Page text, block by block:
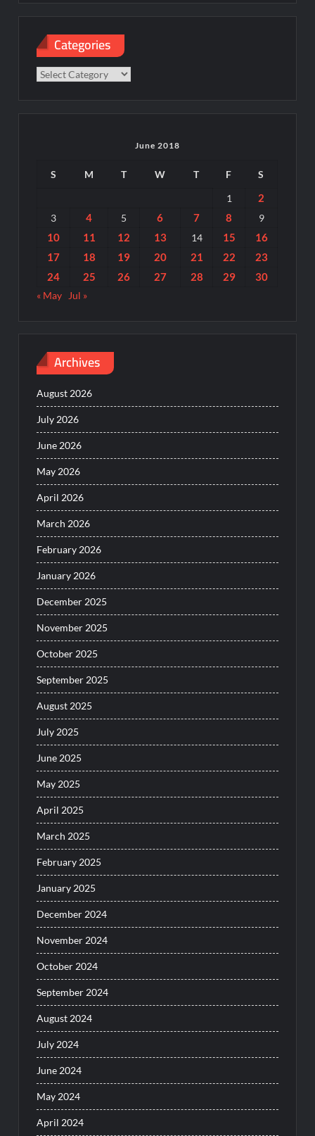
Categories
Categories
June 2018
S M T W T F
S
1
2
3 4 5 6 7 8 9
10 11 12 13 14 15
16
17
18 19 20 21 22
23
24
25 26 27 28 29 30
« May Jul »
Archives
August 2026
July 2026
June 2026
May 2026
April 2026
March 2026
February 2026
January 2026
December 2025
November 2025
October 2025
September 2025
August 2025
July 2025
June 2025
May 2025
April 2025
March 2025
February 2025
January 2025
December 2024
November 2024
October 2024
September 2024
August 2024
July 2024
June 2024
May 2024
April 2024